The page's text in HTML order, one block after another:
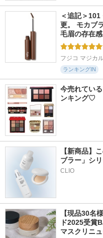
＜追記＞
更。 モカブ
毛眉の存在
フジコ マジカ
ランキングIN
今売れてい
ンキング♡
【新商品】
ブラー」シ
CLIO
【現品30名
ド2025受賞
マスクリニ